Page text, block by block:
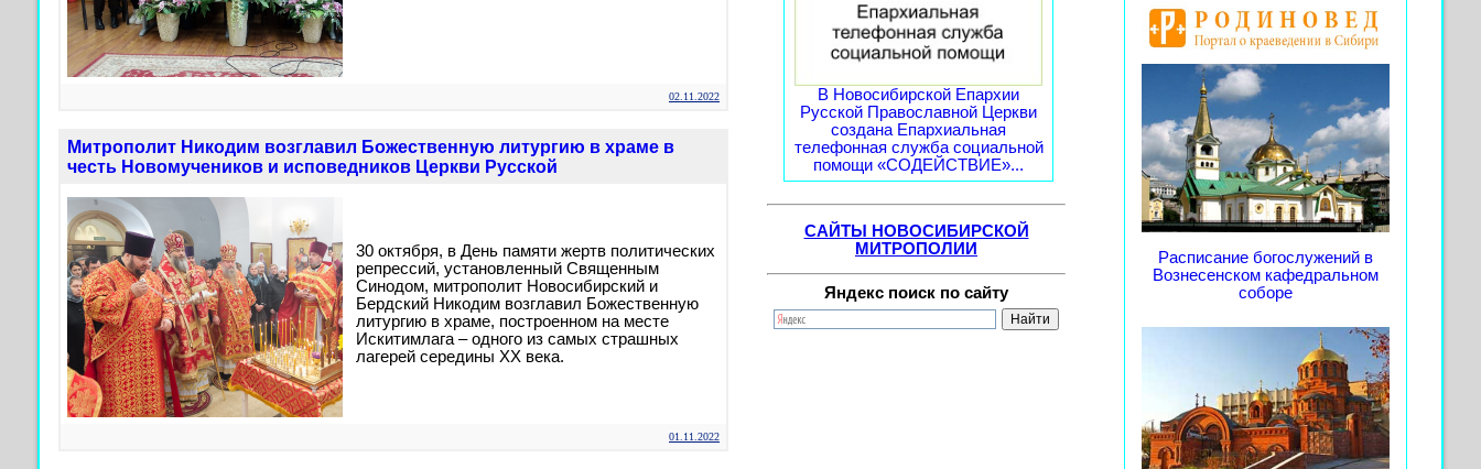
02.11.2022
Митрополит Никодим возглавил Божественную литургию в храме в
честь Новомучеников и исповедников Церкви Русской
30 октября, в День памяти жертв политических
репрессий, установленный Священным
Синодом, митрополит Новосибирский и
Бердский Никодим возглавил Божественную
литургию в храме, построенном на месте
Искитимлага – одного из самых страшных
лагерей середины XX века.
01.11.2022
В Новосибирской Епархии
Русской Православной Церкви
создана Епархиальная
телефонная служба социальной
помощи «СОДЕЙСТВИЕ»...
САЙТЫ НОВОСИБИРСКОЙ
МИТРОПОЛИИ
Яндекс поиск по сайту
Расписание богослужений в
Вознесенском кафедральном
соборе